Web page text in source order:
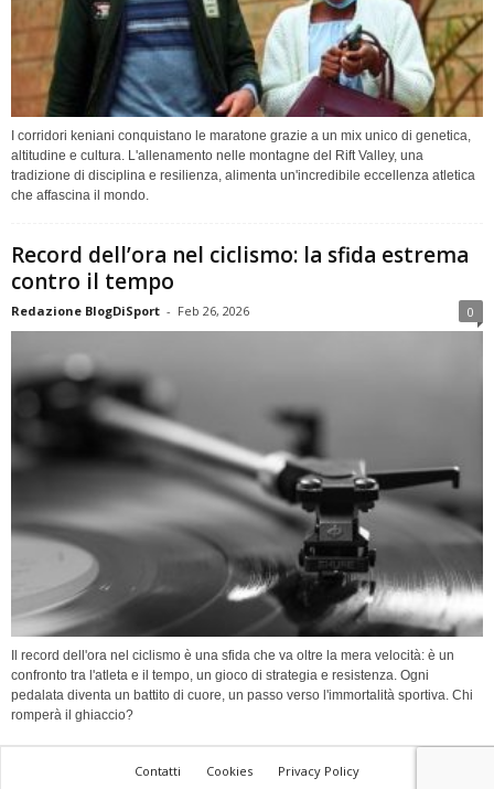
I corridori keniani conquistano le maratone grazie a un mix unico di genetica,
altitudine e cultura. L'allenamento nelle montagne del Rift Valley, una
tradizione di disciplina e resilienza, alimenta un'incredibile eccellenza atletica
che affascina il mondo.
Record dell’ora nel ciclismo: la sfida estrema
contro il tempo
Redazione BlogDiSport - Feb 26, 2026 0
Il record dell'ora nel ciclismo è una sfida che va oltre la mera velocità: è un
confronto tra l'atleta e il tempo, un gioco di strategia e resistenza. Ogni
pedalata diventa un battito di cuore, un passo verso l'immortalità sportiva. Chi
romperà il ghiaccio?
Contatti Cookies Privacy Policy